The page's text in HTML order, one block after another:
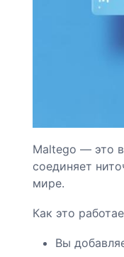
Maltego — это
соединяет
мире.
Как это
Вы